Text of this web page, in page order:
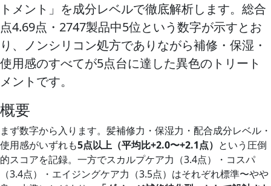
トメント」を成分レベルで徹底解析します。総合
点4.69点・2747製品中5位という数字が示すとお
り、ノンシリコン処方でありながら補修・保湿・
使用感のすべてが5点台に達した異色のトリート
メントです。
概要
まず数字から入ります。髪補修力・保湿力・配合成分レベル・
使用感がいずれも5点以上（平均比+2.0〜+2.1点） という圧倒
的スコアを記録。一方でスカルプケア力（3.4点）・コスパ
（3.4点）・エイジングケア力（3.5点）はそれぞれ標準〜やや